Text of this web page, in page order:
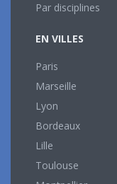
Par disciplines
EN VILLES
Paris
Marseille
Lyon
Bordeaux
Lille
Toulouse